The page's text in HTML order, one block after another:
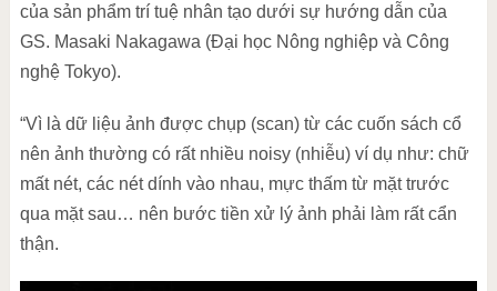
của sản phẩm trí tuệ nhân tạo dưới sự hướng dẫn của
GS. Masaki Nakagawa (Đại học Nông nghiệp và Công
nghệ Tokyo).
“Vì là dữ liệu ảnh được chụp (scan) từ các cuốn sách cổ
nên ảnh thường có rất nhiều noisy (nhiễu) ví dụ như: chữ
mất nét, các nét dính vào nhau, mực thấm từ mặt trước
qua mặt sau… nên bước tiền xử lý ảnh phải làm rất cẩn
thận.